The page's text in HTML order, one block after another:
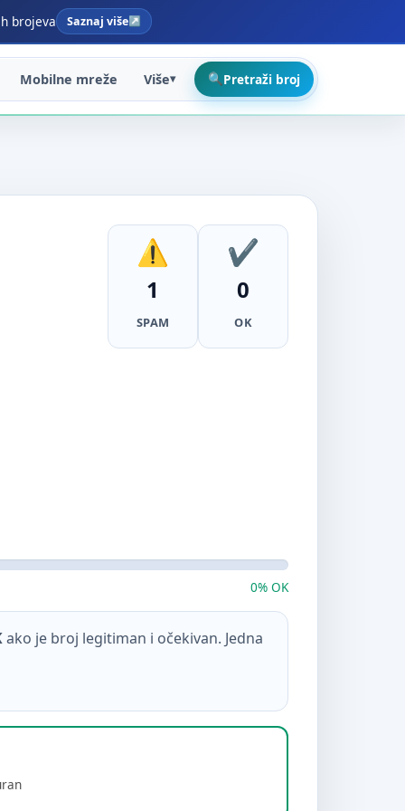
brojeva Saznaj više
Mobilne mreže Više Pretraži broj
1
SPAM
0
OK
0% OK
ako je broj legitiman i očekivan. Jedna